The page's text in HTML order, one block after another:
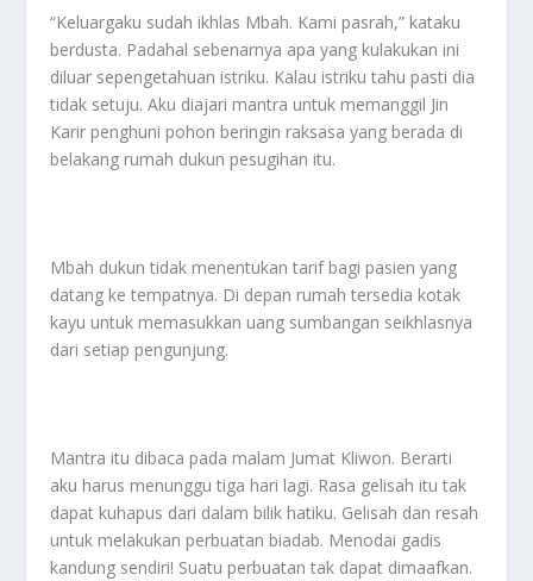
“Keluargaku sudah ikhlas Mbah. Kami pasrah,” kataku
berdusta. Padahal sebenarnya apa yang kulakukan ini
diluar sepengetahuan istriku. Kalau istriku tahu pasti dia
tidak setuju. Aku diajari mantra untuk memanggil Jin
Karir penghuni pohon beringin raksasa yang berada di
belakang rumah dukun pesugihan itu.
Mbah dukun tidak menentukan tarif bagi pasien yang
datang ke tempatnya. Di depan rumah tersedia kotak
kayu untuk memasukkan uang sumbangan seikhlasnya
dari setiap pengunjung.
Mantra itu dibaca pada malam Jumat Kliwon. Berarti
aku harus menunggu tiga hari lagi. Rasa gelisah itu tak
dapat kuhapus dari dalam bilik hatiku. Gelisah dan resah
untuk melakukan perbuatan biadab. Menodai gadis
kandung sendiri! Suatu perbuatan tak dapat dimaafkan.